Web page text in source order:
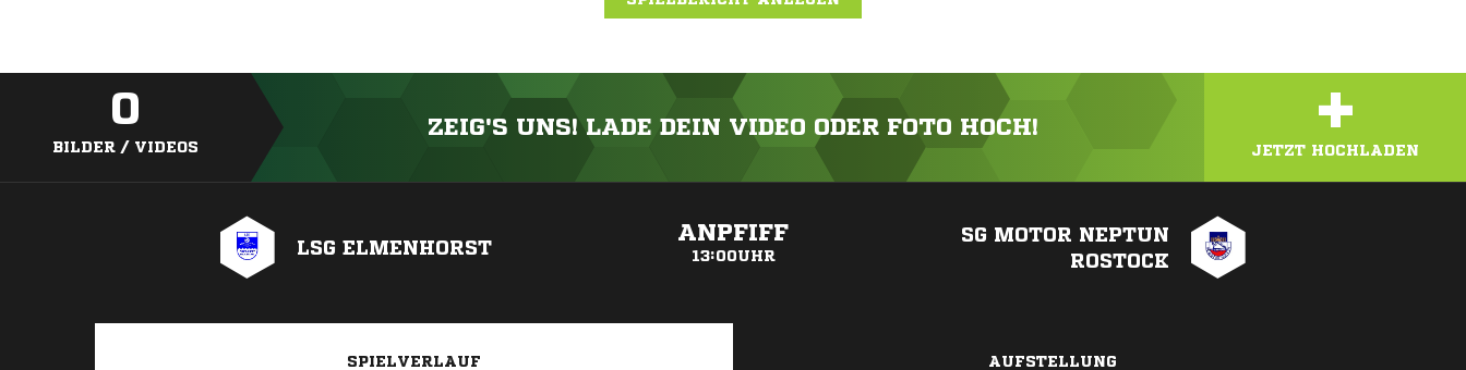
0
BILDER / VIDEOS
ZEIG'S UNS! LADE DEIN VIDEO ODER FOTO HOCH! +
JETZT HOCHLADEN
LSG ELMENHORST
ANPFIFF
13:00UHR
SG MOTOR NEPTUN
ROSTOCK
SPIELVERLAUF AUFSTELLUNG